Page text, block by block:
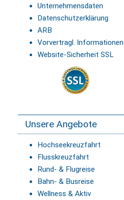
Unternehmensdaten
Datenschutzerklärung
ARB
Vorvertragl. Informationen
Website-Sicherheit SSL
Unsere Angebote
Hochseekreuzfahrt
Flusskreuzfahrt
Rund- & Flugreise
Bahn- & Busreise
Wellness & Aktiv